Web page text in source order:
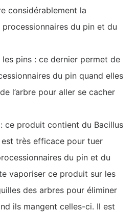
considérablement la
du pin et du
les pins : ce dernier permet de
du pin quand elles
l’arbre pour aller se cacher
ce produit contient du Bacillus
très efficace pour tuer
du pin et du
vaporiser ce produit sur les
des arbres pour éliminer
ils mangent celles-ci. Il est